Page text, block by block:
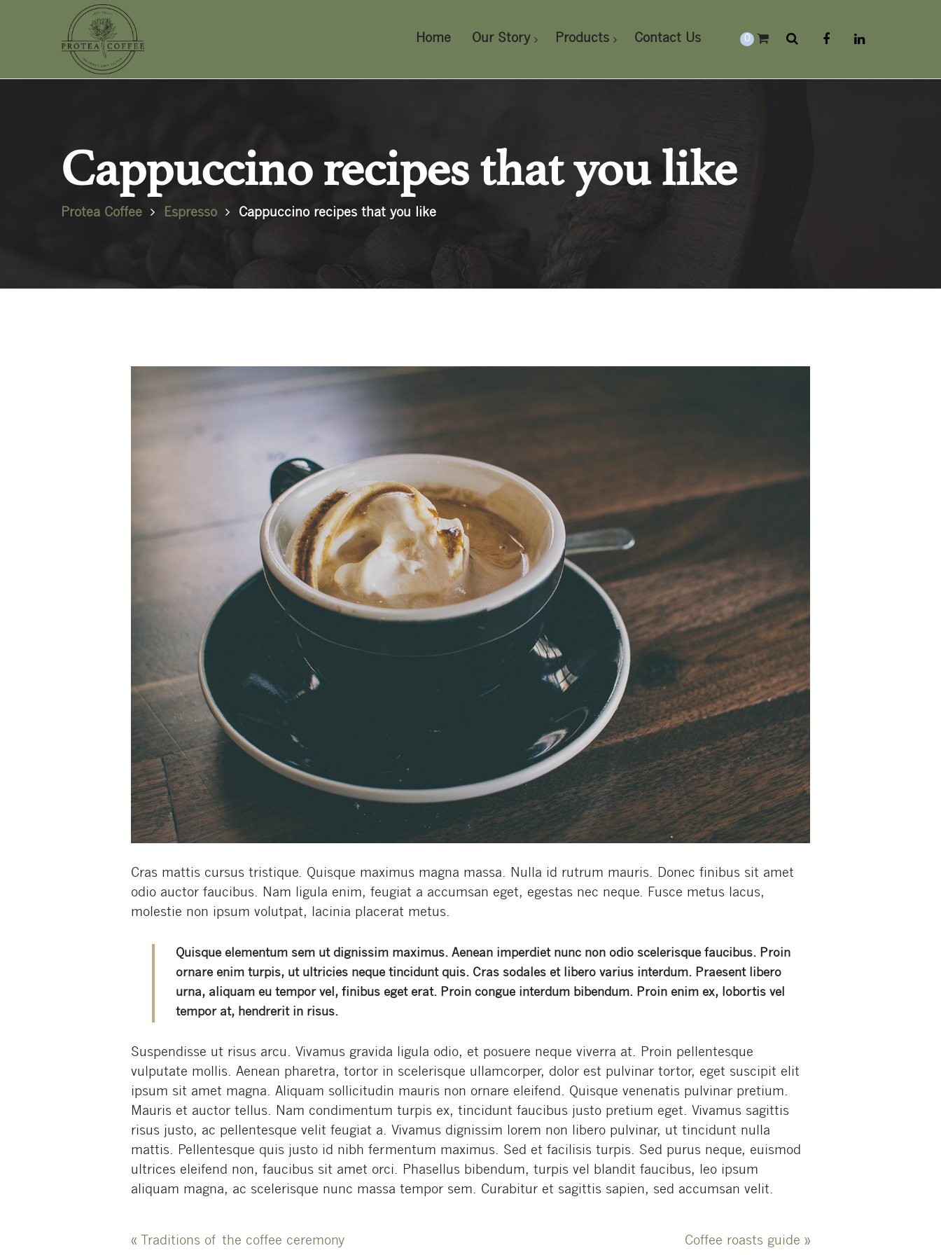
Home Our Story Products Contact Us 0
Cappuccino recipes that you like
Protea Coffee Espresso Cappuccino recipes that you like
Cras mattis cursus tristique. Quisque maximus magna massa. Nulla id rutrum mauris. Donec finibus sit amet
odio auctor faucibus. Nam ligula enim, feugiat a accumsan eget, egestas nec neque. Fusce metus lacus,
molestie non ipsum volutpat, lacinia placerat metus.
Quisque elementum sem ut dignissim maximus. Aenean imperdiet nunc non odio scelerisque faucibus. Proin
ornare enim turpis, ut ultricies neque tincidunt quis. Cras sodales et libero varius interdum. Praesent libero
urna, aliquam eu tempor vel, finibus eget erat. Proin congue interdum bibendum. Proin enim ex, lobortis vel
tempor at, hendrerit in risus.
Suspendisse ut risus arcu. Vivamus gravida ligula odio, et posuere neque viverra at. Proin pellentesque
vulputate mollis. Aenean pharetra, tortor in scelerisque ullamcorper, dolor est pulvinar tortor, eget suscipit elit
ipsum sit amet magna. Aliquam sollicitudin mauris non ornare eleifend. Quisque venenatis pulvinar pretium.
Mauris et auctor tellus. Nam condimentum turpis ex, tincidunt faucibus justo pretium eget. Vivamus sagittis
risus justo, ac pellentesque velit feugiat a. Vivamus dignissim lorem non libero pulvinar, ut tincidunt nulla
mattis. Pellentesque quis justo id nibh fermentum maximus. Sed et facilisis turpis. Sed purus neque, euismod
ultrices eleifend non, faucibus sit amet orci. Phasellus bibendum, turpis vel blandit faucibus, leo ipsum
aliquam magna, ac scelerisque nunc massa tempor sem. Curabitur et sagittis sapien, sed accumsan velit.
« Traditions of the coffee ceremony Coffee roasts guide »